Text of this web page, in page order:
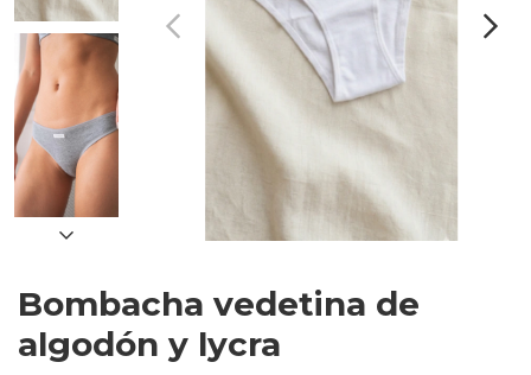
Bombacha vedetina de
algodón y lycra